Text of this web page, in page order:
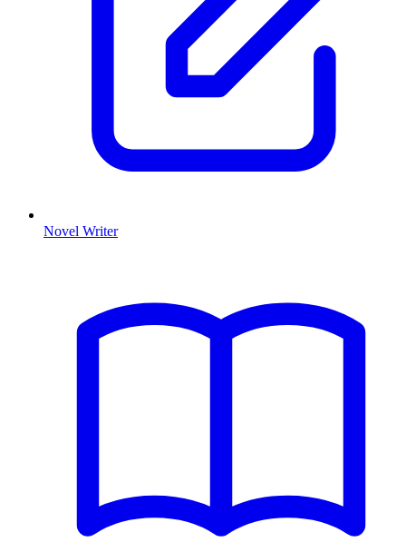
Novel Writer